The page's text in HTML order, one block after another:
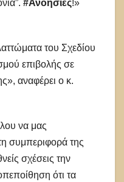
#Ανοησίες!»
του Σχεδίου
επιβολής σε
αναφέρει ο κ.
να μας
συμπεριφορά της
σχέσεις την
ότι τα